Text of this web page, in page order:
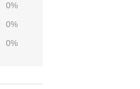
0%
0%
0%